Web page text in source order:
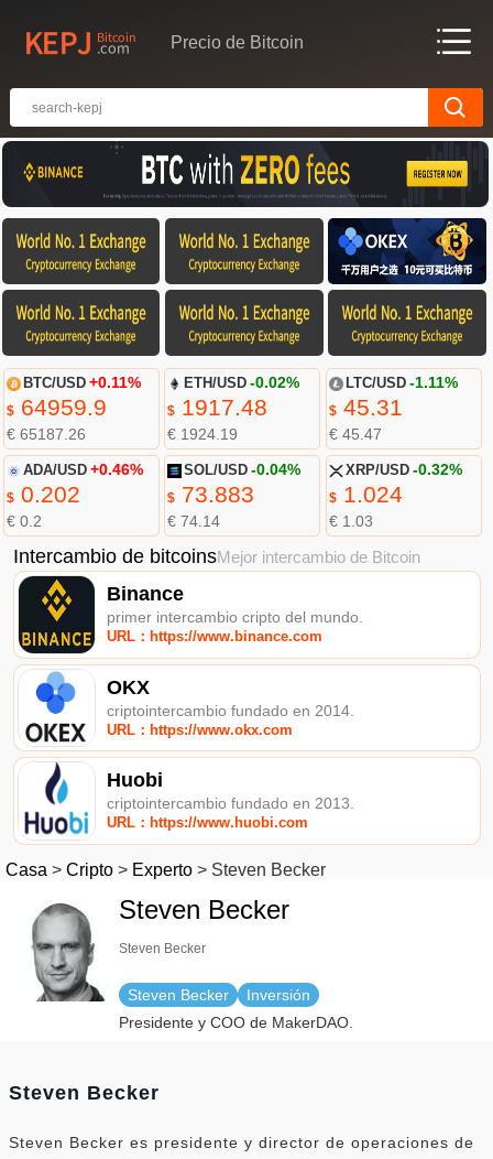
Precio de Bitcoin
BTC/USD +0.11%
$64959.9
€ 65187.26
ETH/USD -0.02%
$ 1917.48
€ 1924.19
LTC/USD -1.11%
$45.31
€ 45.47
ADA/USD +0.46%
$0.202
€ 0.2
SOL/USD -0.04%
$ 73.883
€ 74.14
XRP/USD -0.32%
$1.024
€ 1.03
Intercambio de bitcoinsMejor intercambio de Bitcoin
Binance
primer intercambio cripto del mundo.
URL：https://www.binance.com
OKX
criptointercambio fundado en 2014.
URL：https://www.okx.com
Huobi
criptointercambio fundado en 2013.
URL：https://www.huobi.com
Casa > Cripto > Experto > Steven Becker
Steven Becker
Steven Becker
Steven Becker
Inversión
Presidente y COO de MakerDAO.
Steven Becker
Steven Becker es presidente y director de operaciones de